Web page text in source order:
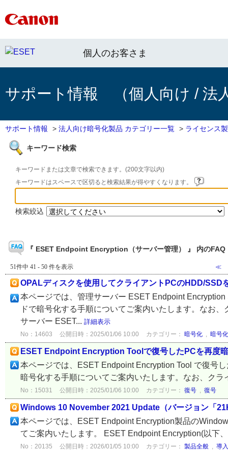
個人のお客さま
サポート情報 （個人向け / 法
サポート情報 > 法人向け暗号化製品 カテゴリー一覧 > ライセンス
キーワード検索
キーワードまたは文章で検索できます。(200文字以内)
キーワードはスペースで区切ると検索結果が得やすくなります。
検索絞込
『 ESET Endpoint Encryption（サーバー管理） 』 内のFAQ
51件中 41 - 50 件を表示 ≪
OPALディスクを使用してクライアントPCのHDD/SSD
本ページでは、管理サーバー ESET Endpoint
ドで暗号化する手順についてご案内いたします。なお
サーバー ESET... 詳細表示
No：14603 公開日時：2025/01/06 10:00 カテゴリー： 暗号化 , 暗号化
ESET Endpoint Encryption Toolで復号したPCを再度
本ページでは、ESET Endpoint Encryption Tool で復号
暗号化する手順についてご案内いたします。なお、ク
No：15031 公開日時：2025/01/06 10:00 カテゴリー： 復号 , 復号
Windows 10 November 2021 Update（バージョン「
本ページでは、ESET Endpoint Encryption製品の
てご案内いたします。 ESET Endpoint Encryption(以下
No：20135 公開日時：2026/01/05 10:00 カテゴリー： 製品全般 , 導